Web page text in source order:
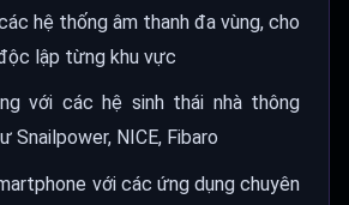
hệ thống âm thanh đa vùng, cho
lập từng khu vực
với các hệ sinh thái nhà thông
Snailpower, NICE, Fibaro
với các ứng dụng chuyên